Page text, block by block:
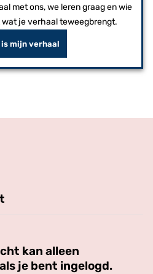
met ons, we leren graag en wie
je verhaal teweegbrengt.
is mijn verhaal
kan alleen
je bent ingelogd.